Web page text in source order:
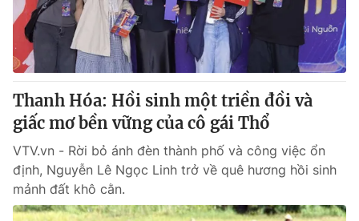
cấp ngày 29/12/2023
Tổng Biên tập:
Vũ Thanh Thủy
Phó Tổng Biên tập:Nguyễn Thị Mỹ Hạnh, Phạm Quốc Thắng,
Nguyễn Trọng Ninh
Tổng đài VTV:024.38 355 931 - 024.38 355 932
Ðiện thoại Thời báo VTV:024.66 897 897
toasoan@vtv.vn
Liên hệ quảng cáo: 024-7300.7108
Thanh Hóa: Hồi sinh một triền đồi và
giấc mơ bền vững của cô gái Thổ
VTV.vn - Rời bỏ ánh đèn thành phố và công việc ổn
định, Nguyễn Lê Ngọc Linh trở về quê hương hồi sinh
mảnh đất khô cằn.